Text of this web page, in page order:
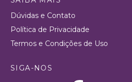
Dúvidas e Contato
Política de Privacidade
Termos e Condições de Uso
SIGA-NOS